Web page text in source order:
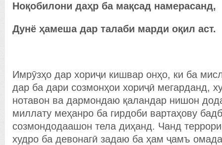
Ноқобилони даҳр ба мақсад намерасанд,
Дунё ҳамеша дар талаби марди оқил аст.
Имрӯзҳо дар хориҷи кишвар онҳо, ки ба
дар ба дари созмонҳои хориҷӣ мегарданд,
нотавон ва дармондаю қаландар нишон
миллату меҳанро ба гирдоби вартаҳову
созмондодаашон тела диҳанд. Чанд
худро ба девонагӣ задаю ба ҳам ҷамъ